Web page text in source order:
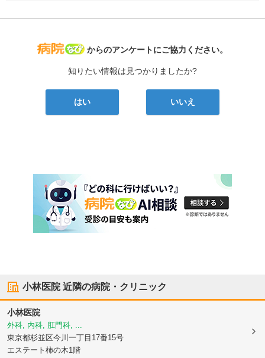
病院なび
からのアンケートにご協力ください。
知りたい情報は見つかりましたか?
はい いいえ
小林医院近隣の病院・クリニック
小林医院
外科, 内科, 肛門科, ...
東京都杉並区今川一丁目17番15号
エステート柿の木1階